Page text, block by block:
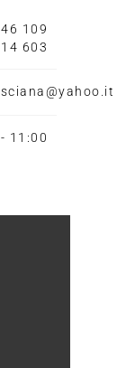
109
603
11:00